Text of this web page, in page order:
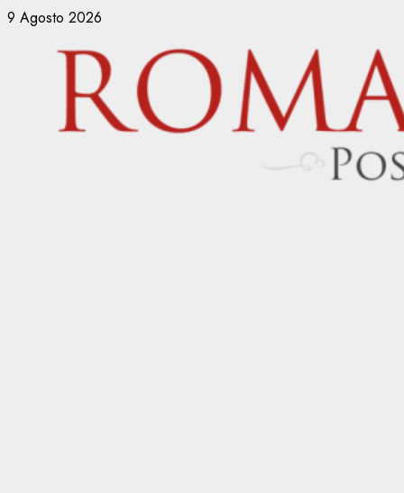
Vai
contenuto
9 Agosto 2026